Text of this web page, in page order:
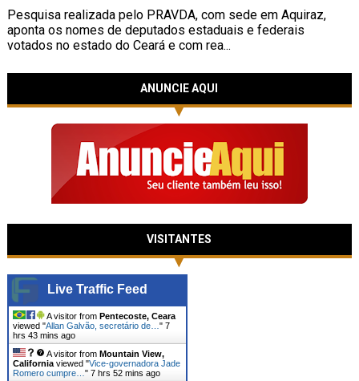
Pesquisa realizada pelo PRAVDA, com sede em Aquiraz,
aponta os nomes de deputados estaduais e federais
votados no estado do Ceará e com rea...
ANUNCIE AQUI
VISITANTES
Live Traffic Feed
A visitor from Pentecoste, Ceara
viewed "Allan Galvão, secretário de…" 7
hrs 43 mins ago
A visitor from Mountain View,
Californiaviewed "Vice-governadora Jade
Romero cumpre…" 7 hrs 52 mins ago